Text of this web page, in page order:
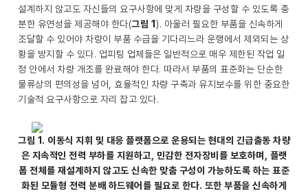
설계하지 않고도 자신들의 요구사항에 맞게 차량을 구성할 수 있도록 충
분한 유연성을 제공해야 한다(그림 1 ). 아울러 필요한 부품을 신속하게
조달할 수 있어야 차량이 부품 수급을 기다리느라 운행에서 제외되는 상
황을 방지할 수 있다. 업피팅 업체들은 일반적으로 매우 제한된 작업 일
정 안에서 차량 개조를 완료해야 한다. 따라서 부품의 표준화는 단순한
물류상의 편의성을 넘어, 효율적인 차량 구축과 유지보수를 위한 중요한
기술적 요구사항으로 자리 잡고 있다.
그림 1. 이동식 지휘 및 대응 플랫폼으로 운용되는 현대의 긴급출동 차량
은 지속적인 전력 부하를 지원하고, 민감한 전자장비를 보호하며, 플랫
폼 전체를 재설계하지 않고도 신속한 맞춤 구성이 가능하도록 하는 표준
화된 모듈형 전력 분배 하드웨어를 필요로 한다. 또한 부품을 신속하게